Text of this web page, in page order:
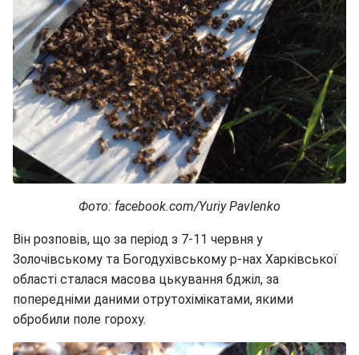
Фото: facebook.com/Yuriy Pavlenko
Він розповів, що за період з 7-11 червня у
Золочівському та Богодухівському р-нах Харківської
області сталася масова цькування бджіл, за
попередніми даними отрутохімікатами, якими
обробили поле гороху.